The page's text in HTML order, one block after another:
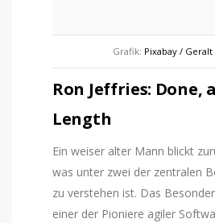
Grafik: Pixabay / Geralt
Ron Jeffries: Done,
Length
Ein weiser alter Mann blickt
was unter zwei der zentralen
zu verstehen ist. Das
einer der Pioniere agiler